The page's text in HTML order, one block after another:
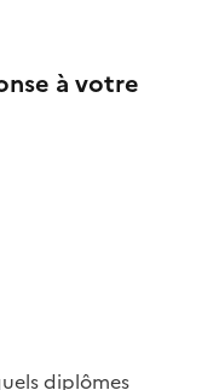
à votre
diplômes